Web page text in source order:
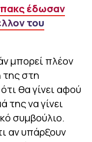
έδωσαν
του
μπορεί πλέον
της στη
θα γίνει αφού
της να γίνει
συμβούλιο.
αν υπάρξουν